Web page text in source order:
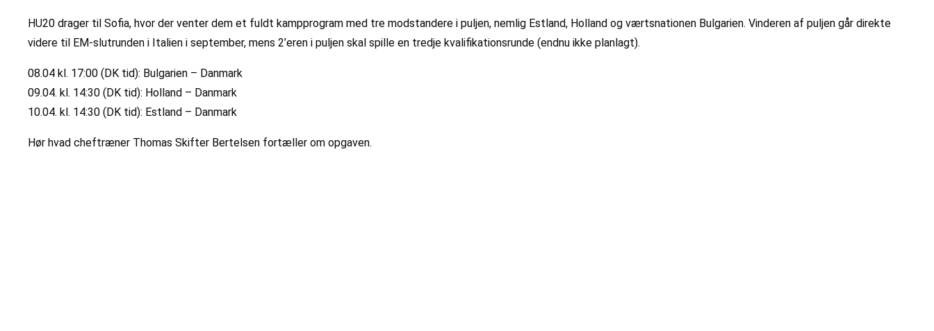
HU20 drager til Sofia, hvor der venter dem et fuldt kampprogram med tre modstandere i puljen, nemlig Estland, Holland og værtsnationen Bulgarien. Vinderen af puljen går direkte
videre til EM-slutrunden i Italien i september, mens 2’eren i puljen skal spille en tredje kvalifikationsrunde (endnu ikke planlagt).
08.04 kl. 17:00 (DK tid): Bulgarien – Danmark
09.04. kl. 14:30 (DK tid): Holland – Danmark
10.04. kl. 14:30 (DK tid): Estland – Danmark
Hør hvad cheftræner Thomas Skifter Bertelsen fortæller om opgaven.